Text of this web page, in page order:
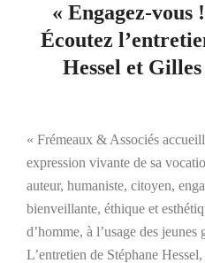
« Engagez-
Écoutez
Hessel et
« Frémeaux & Associés
expression vivante de sa
auteur, humaniste, citoyen,
bienveillante, éthique et
d’homme, à l’usage des jeunes
L’entretien de Stéphane